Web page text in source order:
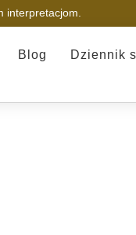
interpretacjom.
Blog Dziennik